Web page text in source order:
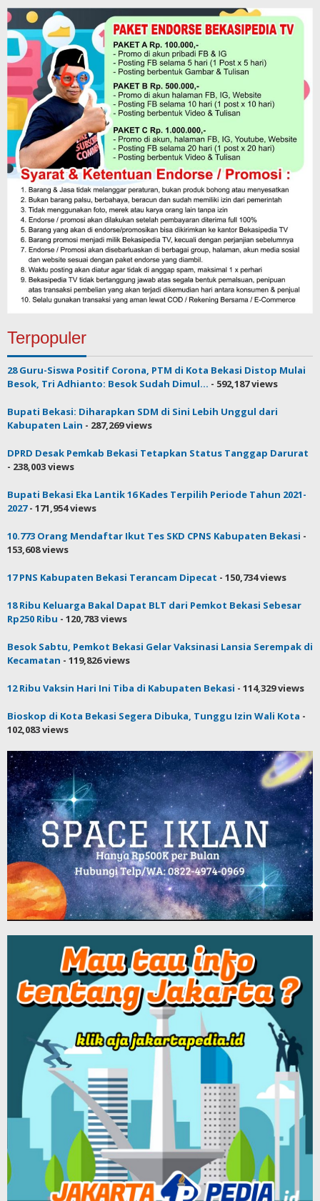
Terpopuler
28 Guru-Siswa Positif Corona, PTM di Kota Bekasi Distop Mulai
Besok, Tri Adhianto: Besok Sudah Dimul... - 592,187 views
Bupati Bekasi: Diharapkan SDM di Sini Lebih Unggul dari
Kabupaten Lain - 287,269 views
DPRD Desak Pemkab Bekasi Tetapkan Status Tanggap Darurat
- 238,003 views
Bupati Bekasi Eka Lantik 16 Kades Terpilih Periode Tahun 2021-
2027- 171,954 views
10.773 Orang Mendaftar Ikut Tes SKD CPNS Kabupaten Bekasi -
153,608 views
17 PNS Kabupaten Bekasi Terancam Dipecat - 150,734 views
18 Ribu Keluarga Bakal Dapat BLT dari Pemkot Bekasi Sebesar
Rp250 Ribu - 120,783 views
Besok Sabtu, Pemkot Bekasi Gelar Vaksinasi Lansia Serempak di
Kecamatan - 119,826 views
12 Ribu Vaksin Hari Ini Tiba di Kabupaten Bekasi - 114,329 views
Bioskop di Kota Bekasi Segera Dibuka, Tunggu Izin Wali Kota -
102,083 views